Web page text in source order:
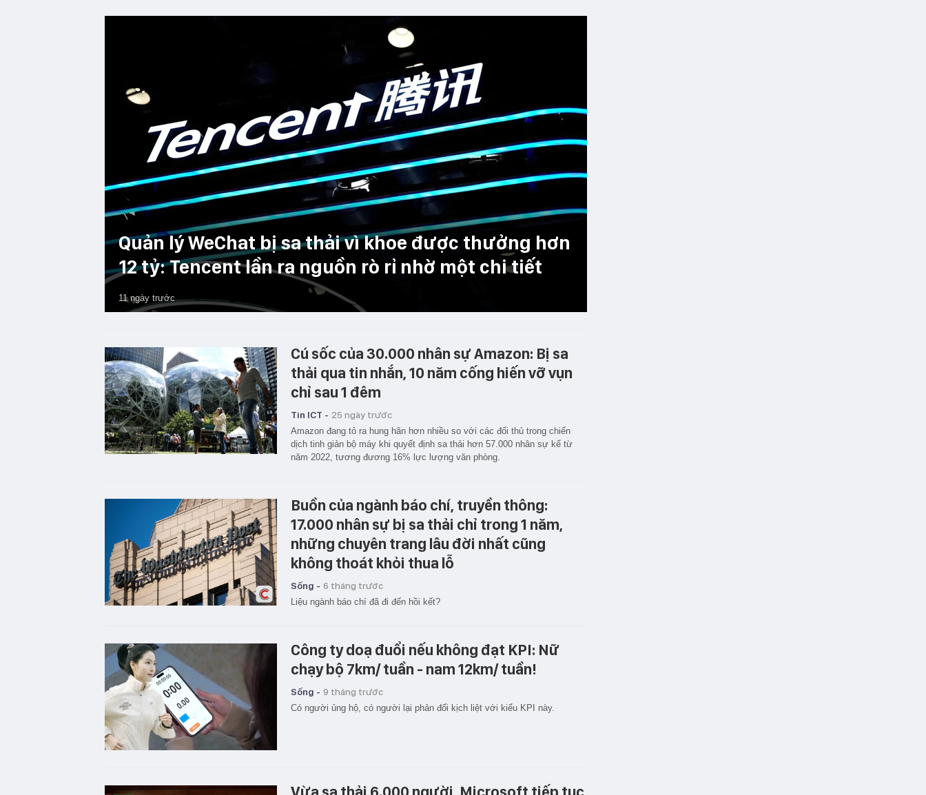
Quản lý WeChat bị sa thải vì khoe được thưởng hơn
12 tỷ: Tencent lần ra nguồn rò rỉ nhờ một chi tiết
11 ngày trước
Cú sốc của 30.000 nhân sự Amazon: Bị sa
thải qua tin nhắn, 10 năm cống hiến vỡ vụn
chỉ sau 1 đêm
Tin ICT - 25 ngày trước
Amazon đang tỏ ra hung hãn hơn nhiều so với các đối thủ trong chiến
dịch tinh giản bộ máy khi quyết định sa thải hơn 57.000 nhân sự kể từ
năm 2022, tương đương 16% lực lượng văn phòng.
Buồn của ngành báo chí, truyền thông:
17.000 nhân sự bị sa thải chỉ trong 1 năm,
những chuyên trang lâu đời nhất cũng
không thoát khỏi thua lỗ
Sống - 6 tháng trước
Liệu ngành báo chí đã đi đến hồi kết?
Công ty doạ đuổi nếu không đạt KPI: Nữ
chạy bộ 7km/ tuần - nam 12km/ tuần!
Sống - 9 tháng trước
Có người ủng hộ, có người lại phản đối kịch liệt với kiểu KPI này.